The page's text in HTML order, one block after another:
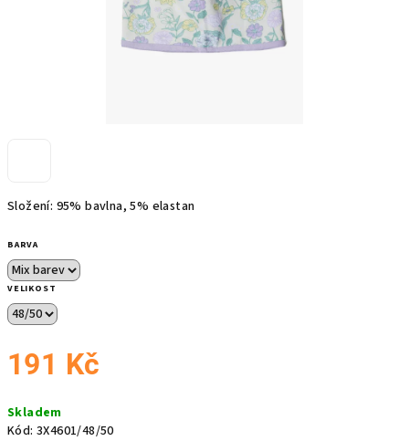
Složení: 95% bavlna, 5% elastan
BARVA
VELIKOST
191 Kč
cena:
Skladem
Kód: 3X4601/48/50